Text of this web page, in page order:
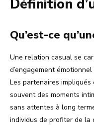
Définition
Qu’est-ce
Une relation casual se
d’engagement
Les partenaires
souvent des moments
sans attentes à long
individus de profiter de la